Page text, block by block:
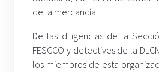
de la mercancía.
De las diligencias de la
FESCCO y detectives de la
los miembros de esta